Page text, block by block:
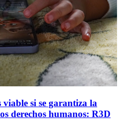
viable si se garantiza la
derechos humanos: R3D